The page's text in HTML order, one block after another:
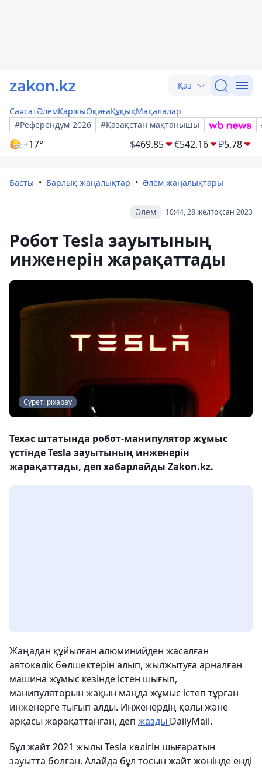
Қаз
СаясатӘлемҚаржыОқиғаҚұқықМақалалар
#Референдум-2026
#Қазақстан мақтанышы
+17° $469.85 €542.16 ₽5.78
Басты Барлық жаңалықтар Әлем жаңалықтары
10:44, 28 желтоқсан 2023
Әлем
Робот Tesla зауытының
инженерін жарақаттады
Сурет: pixabay
Техас штатында робот-манипулятор жұмыс
үстінде Tesla зауытының инженерін
жарақаттады, деп хабарлайды Zakon.kz.
Жаңадан құйылған алюминийден жасалған
автокөлік бөлшектерін алып, жылжытуға арналған
машина жұмыс кезінде істен шығып,
манипуляторын жақын маңда жұмыс істеп тұрған
инженерге тығып алды. Инженердің қолы және
арқасы жарақаттанған, деп жазды DailyMail.
Бұл жайт 2021 жылы Tesla көлігін шығаратын
зауытта болған. Алайда бұл тосын жайт жөнінде енді